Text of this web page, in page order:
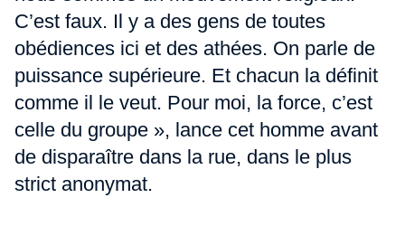
C’est faux. Il y a des gens de toutes
obédiences ici et des athées. On parle de
puissance supérieure. Et chacun la définit
comme il le veut. Pour moi, la force, c’est
celle du groupe », lance cet homme avant
de disparaître dans la rue, dans le plus
strict anonymat.